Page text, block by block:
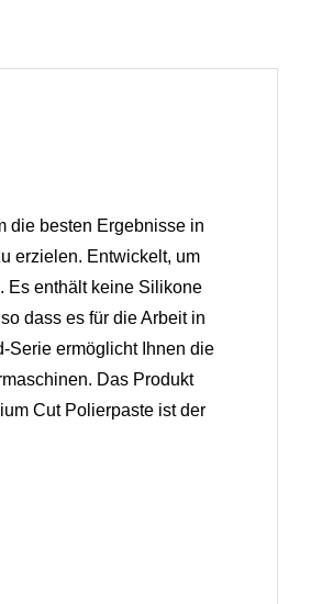
die besten Ergebnisse in
erzielen. Entwickelt, um
Es enthält keine Silikone
dass es für die Arbeit in
Serie ermöglicht Ihnen die
Das Produkt
Cut Polierpaste ist der